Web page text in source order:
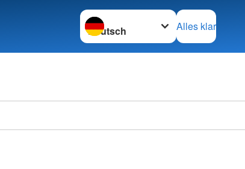
Sprache wechseln zu
Alles klar